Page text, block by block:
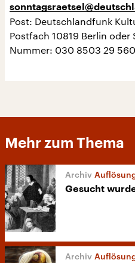
Post: Deutschlandfunk
Postfach 10819 Berlin oder
Nummer: 030 8503 29
Mehr zum Thema
Gesucht